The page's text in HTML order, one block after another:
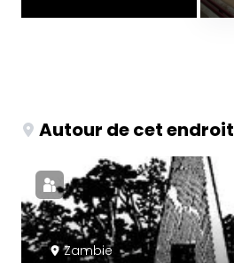
Autour de cet endroit
Zambie